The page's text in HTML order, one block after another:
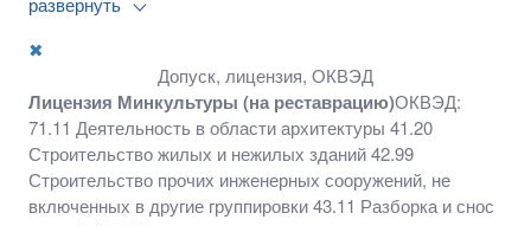
Строительство прочих инженерных сооружений, не
включенных в другие группировки 43.11 Разборка и
снос зданий 43.29 Производство прочих строительно-
монтажных работ 71.11.1 Деятельность в области
архитектуры, связанная с созданием архитектурного
объекта 71.12 Деятельность в области инженерных
изысканий, инженерно-технического
проектирования, управления проектами
строительства, выполнения строительного контроля
✖
Допуск, лицензия, ОКВЭД
Лицензия Минкультуры (на реставрацию)ОКВЭД:
71.11 Деятельность в области архитектуры 41.20
Строительство жилых и нежилых зданий 42.99
Строительство прочих инженерных сооружений, не
включенных в другие группировки 43.11 Разборка и снос